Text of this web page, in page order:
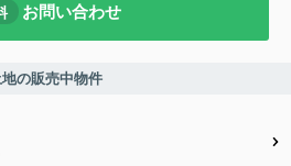
お問い合わせ
の販売中物件